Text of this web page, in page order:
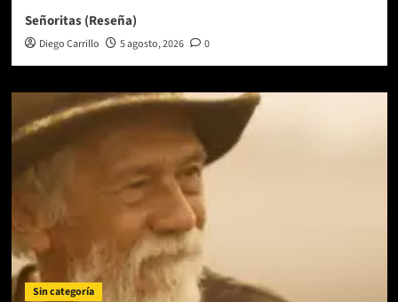
Señoritas (Reseña)
Diego Carrillo 5 agosto, 2026 0
Sin categoría